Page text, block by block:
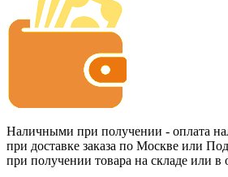
Наличными при получении - оплата
при доставке заказа по Москве или
при получении товара на складе или в